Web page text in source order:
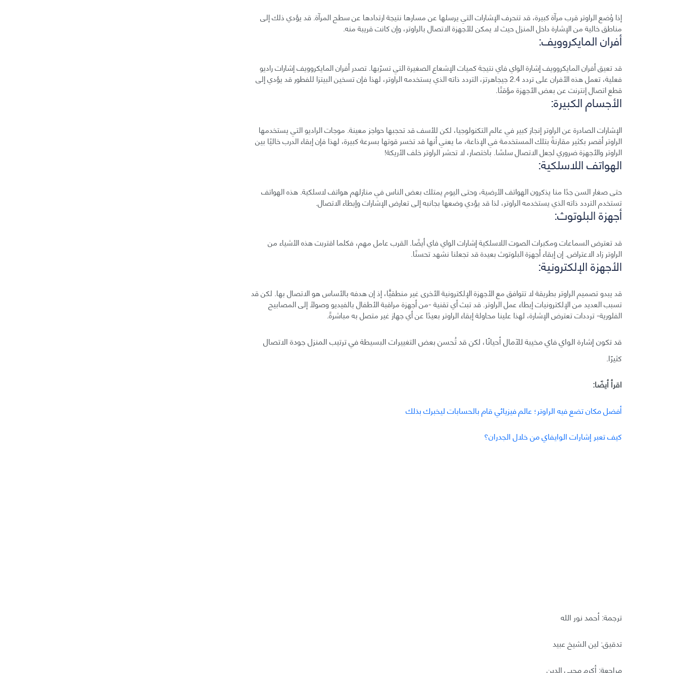
إذا وُضع الراوتر قرب مرآة كبيرة، قد تنحرف الإشارات التي يرسلها عن مسارها نتيجة ارتدادها عن سطح المرآة. قد يؤدي ذلك إلى
مناطق خالية من الإشارة داخل المنزل حيث لا يمكن للأجهزة الاتصال بالراوتر، وإن كانت قريبة منه.
أفران المايكروويف:
قد تعيق أفران المايكروويف إشارة الواي فاي نتيجة كميات الإشعاع الصغيرة التي تسرّبها. تصدر أفران المايكروويف إشارات راديو
فعلية، تعمل هذه الأفران على تردد 2.4 جيجاهرتز، التردد ذاته الذي يستخدمه الراوتر، لهذا فإن تسخين البيتزا للفطور قد يؤدي إلى
قطع اتصال إنترنت عن بعض الأجهزة مؤقتًا.
الأجسام الكبيرة:
الإشارات الصادرة عن الراوتر إنجاز كبير في عالم التكنولوجيا، لكن للأسف قد تحجبها حواجز معينة. موجات الراديو التي يستخدمها
الراوتر أقصر بكثير مقارنةً بتلك المستخدمة في الإذاعة، ما يعني أنها قد تخسر قوتها بسرعة كبيرة، لهذا فإن إبقاء الدرب خاليًا بين
الراوتر والأجهزة ضروري لجعل الاتصال سلسًا. باختصار، لا تحشر الراوتر خلف الأريكة!
الهواتف اللاسلكية:
حتى صغار السن جدًا منا يذكرون الهواتف الأرضية، وحتى اليوم يمتلك بعض الناس في منازلهم هواتف لاسلكية. هذه الهواتف
تستخدم التردد ذاته الذي يستخدمه الراوتر، لذا قد يؤدي وضعها بجانبه إلى تعارض الإشارات وإبطاء الاتصال.
أجهزة البلوتوث:
قد تعترض السماعات ومكبرات الصوت اللاسلكية إشارات الواي فاي أيضًا. القرب عامل مهم، فكلما اقتربت هذه الأشياء من
الراوتر زاد الاعتراض. إن إبقاء أجهزة البلوتوث بعيدة قد تجعلنا نشهد تحسنًا.
الأجهزة الإلكترونية:
قد يبدو تصميم الراوتر بطريقة لا تتوافق مع الأجهزة الإلكترونية الأخرى غير منطقيًّا، إذ إن هدفه بالأساس هو الاتصال بها. لكن قد
تسبب العديد من الإلكترونيات إبطاء عمل الراوتر. قد تبث أي تقنية -من أجهزة مراقبة الأطفال بالفيديو وصولًا إلى المصابيح
الفلورية- ترددات تعترض الإشارة، لهذا علينا محاولة إبقاء الراوتر بعيدًا عن أي جهاز غير متصل به مباشرةً.
قد تكون إشارة الواي فاي مخيبة للآمال أحيانًا، لكن قد تُحسن بعض التغييرات البسيطة في ترتيب المنزل جودة الاتصال
كثيرًا.
اقرأ أيضًا:
أفضل مكان تضع فيه الراوتر؛ عالم فيزيائي قام بالحسابات ليخبرك بذلك
كيف تعبر إشارات الوايفاي من خلال الجدران؟
ترجمة: أحمد نور الله
تدقيق: لين الشيخ عبيد
مراجعة: أكرم محيي الدين